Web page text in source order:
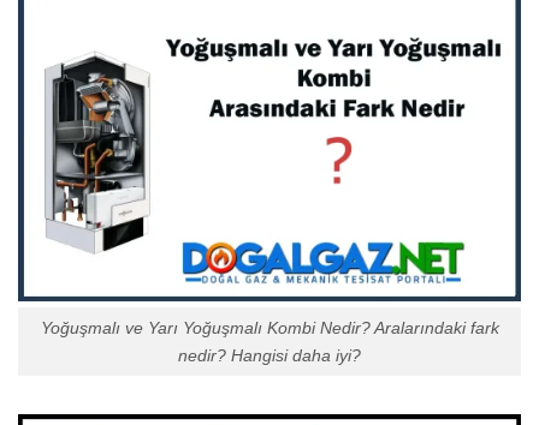
Yoğuşmalı ve Yarı Yoğuşmalı Kombi Nedir? Aralarındaki fark
nedir? Hangisi daha iyi?